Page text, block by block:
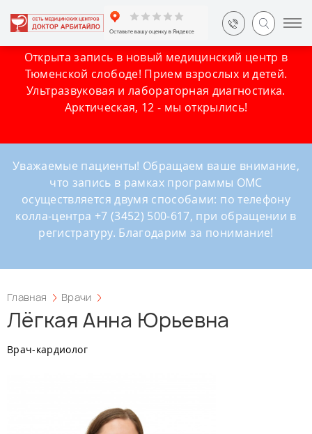
Открыта запись в новый медицинский центр в
Тюменской слободе! Прием взрослых и детей.
Ультразвуковая и лабораторная диагностика.
Арктическая, 12 - мы открылись!
Уважаемые пациенты! Обращаем ваше внимание,
что запись в рамках программы ОМС
осуществляется двумя способами: по телефону
колла-центра +7 (3452) 500-617, при обращении в
регистратуру. Благодарим за понимание!
Главная Врачи
Лёгкая Анна Юрьевна
Врач-кардиолог